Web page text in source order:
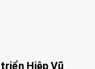
Hiệp Vũ